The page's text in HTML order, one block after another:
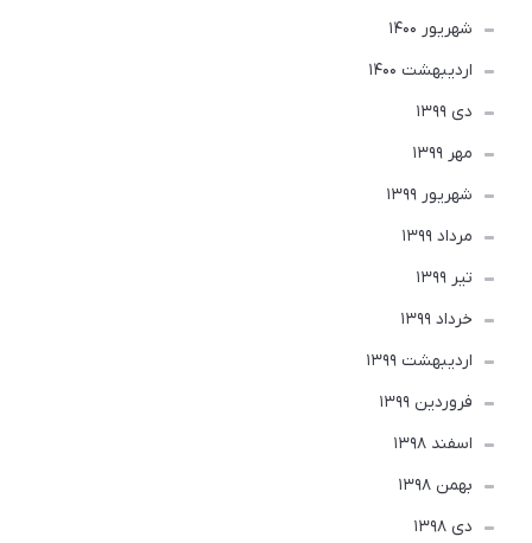
شهریور 1400
ارديبهشت 1400
دی 1399
مهر 1399
شهریور 1399
مرداد 1399
تير 1399
خرداد 1399
ارديبهشت 1399
فروردین 1399
اسفند 1398
بهمن 1398
دی 1398